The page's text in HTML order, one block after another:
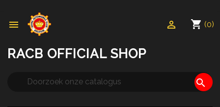
 shopping_cart (0)

RACB OFFICIAL SHOP
search